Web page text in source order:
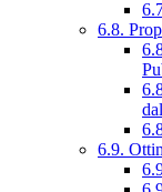
6.8.
6.9.